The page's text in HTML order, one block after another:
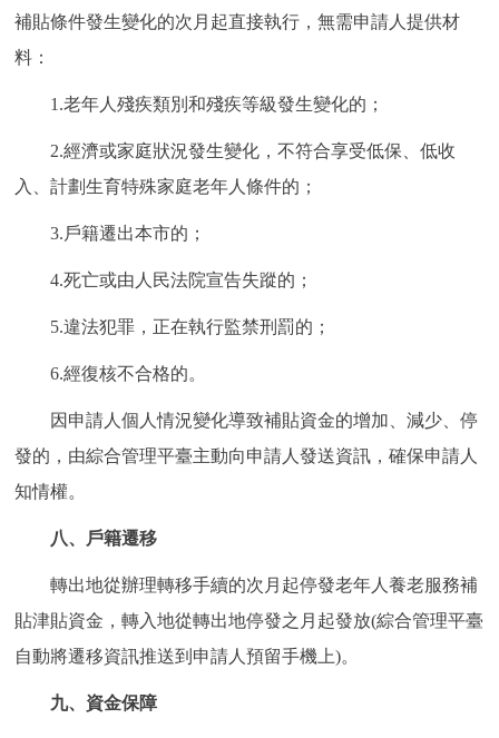
補貼條件發生變化的次月起直接執行，無需申請人提供材
料：
1.老年人殘疾類別和殘疾等級發生變化的；
2.經濟或家庭狀況發生變化，不符合享受低保、低收
入、計劃生育特殊家庭老年人條件的；
3.戶籍遷出本市的；
4.死亡或由人民法院宣告失蹤的；
5.違法犯罪，正在執行監禁刑罰的；
6.經復核不合格的。
因申請人個人情況變化導致補貼資金的增加、減少、停
發的，由綜合管理平臺主動向申請人發送資訊，確保申請人
知情權。
八、戶籍遷移
轉出地從辦理轉移手續的次月起停發老年人養老服務補
貼津貼資金，轉入地從轉出地停發之月起發放(綜合管理平臺
自動將遷移資訊推送到申請人預留手機上)。
九、資金保障